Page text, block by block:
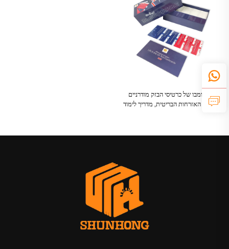
סט קומבו של כרטיסי הבזק מודרניים
לבחינת האזרחות הבריטית, מדריך לימוד